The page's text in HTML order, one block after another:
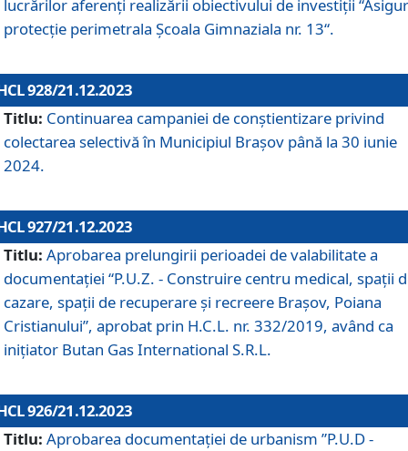
lucrărilor aferenți realizării obiectivului de investiții
protecție perimetrala Școala Gimnaziala nr. 13“.
928/21.12.2023
Titlu: Continuarea campaniei de conștientizare privind
colectarea selectivă în Municipiul Braşov până la 30 iunie
2024.
927/21.12.2023
Titlu: Aprobarea prelungirii perioadei de valabilitate a
documentaţiei “P.U.Z. - Construire centru medical, spații
cazare, spații de recuperare și recreere Brașov, Poiana
Cristianului”, aprobat prin H.C.L. nr. 332/2019, având ca
inițiator Butan Gas International S.R.L.
926/21.12.2023
Titlu: Aprobarea documentaţiei de urbanism ”P.U.D -